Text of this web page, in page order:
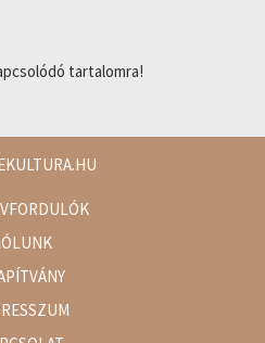
tartalomra!